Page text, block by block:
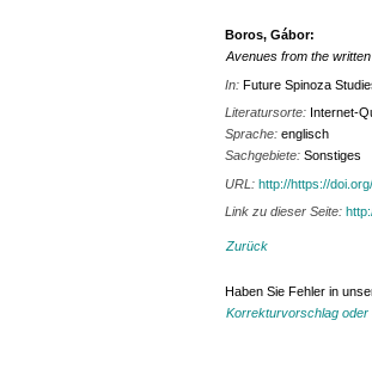
Boros, Gábor:
Avenues from the
In:Future Spinoza
Literatursorte: Internet-
Sprache:englisch
Sachgebiete:Sonstiges
URL:http://https://
Link zu dieser Seite:
Zurück
Haben Sie Fehler in
Korrekturvorschlag oder